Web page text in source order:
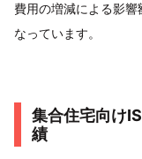
費用の増減による影
なっています。
集合住宅向け
績